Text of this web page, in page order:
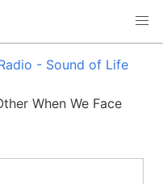
- Sound of Life
When We Face